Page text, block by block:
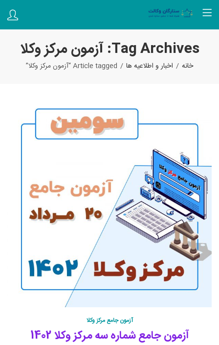
Tag Archives: آزمون مرکز وکلا
خانه اخبار و اطلاعیه ها Article tagged “آزمون مرکز وکلا”
آزمون جامع مرکز وکلا
آزمون جامع شماره سه مرکز وکلا 1402